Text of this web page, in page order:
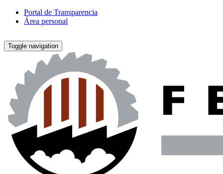
Portal de Transparencia
Área personal
Toggle navigation